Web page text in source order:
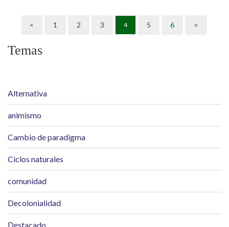
AttacTV entrevista al economista y político Alberto
Acosta en torno a la necesidad de repensar la economía
< 1 2 3 4 5 6 >
Temas
Alternativa
animismo
Cambio de paradigma
Ciclos naturales
comunidad
Decolonialidad
Destacado